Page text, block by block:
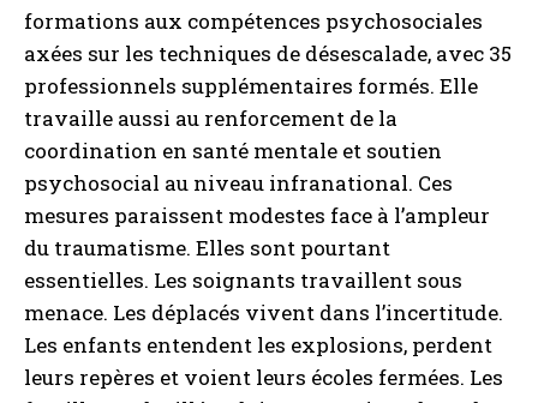
formations aux compétences psychosociales
axées sur les techniques de désescalade, avec 35
professionnels supplémentaires formés. Elle
travaille aussi au renforcement de la
coordination en santé mentale et soutien
psychosocial au niveau infranational. Ces
mesures paraissent modestes face à l’ampleur
du traumatisme. Elles sont pourtant
essentielles. Les soignants travaillent sous
menace. Les déplacés vivent dans l’incertitude.
Les enfants entendent les explosions, perdent
leurs repères et voient leurs écoles fermées. Les